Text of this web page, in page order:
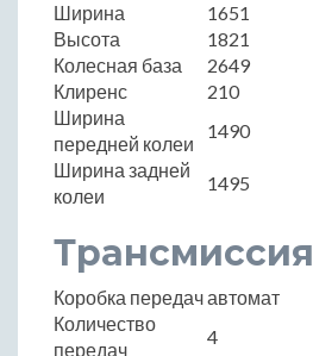
Ширина
1651
Высота
1821
Колесная база
2649
Клиренс
210
Ширина
передней колеи
1490
Ширина задней
колеи
1495
Трансмиссия
Коробка передачавтомат
Количество
передач
4